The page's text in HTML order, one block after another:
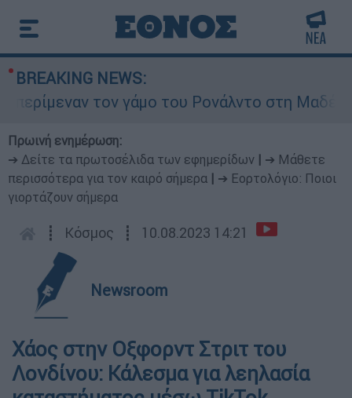
BREAKING NEWS:
τον γάμο του Ρονάλντο στη Μαδέρα
Πρωινή ενημέρωση:
➔ Δείτε τα πρωτοσέλιδα των εφημερίδων
➔ Μάθετε
περισσότερα για τον καιρό σήμερα
➔ Εορτολόγιο: Ποιοι
γιορτάζουν σήμερα
┋ Κόσμος ┋ 10.08.2023 14:21
Newsroom
Χάος στην Οξφορντ Στριτ του
Λονδίνου: Κάλεσμα για λεηλασία